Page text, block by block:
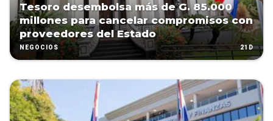
Tesoro desembolsa más de G. 85.000
millones para cancelar compromisos con
proveedores del Estado
NEGOCIOS 21D